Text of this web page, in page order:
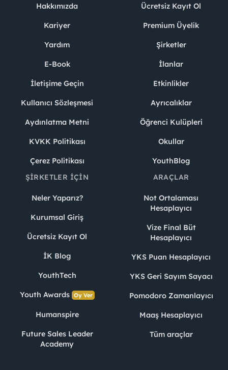
Hakkımızda
Kariyer
Yardım
E-Book
İletişime Geçin
Kullanıcı Sözleşmesi
Aydınlatma Metni
KVKK Politikası
Çerez Politikası
Ücretsiz Kayıt Ol
Premium Üyelik
Şirketler
İlanlar
Etkinlikler
Ayrıcalıklar
Öğrenci Kulüpleri
Okullar
YouthBlog
ŞIRKETLER İÇIN
Neler Yaparız?
Kurumsal Giriş
Ücretsiz Kayıt Ol
İK Blog
YouthTech
Youth Awards Oy Ver
Humanspire
Future Sales Leader
Academy
ARAÇLAR
Not Ortalaması
Hesaplayıcı
Vize Final Büt
Hesaplayıcı
YKS Puan Hesaplayıcı
YKS Geri Sayım Sayacı
Pomodoro Zamanlayıcı
Maaş Hesaplayıcı
Tüm araçlar